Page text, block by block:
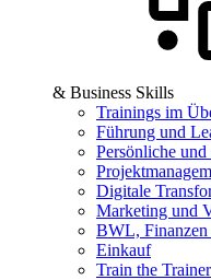
& Business Skills
Trainings im
Führung und
Persönliche
Digitale
Marketing und
BWL,
Einkauf
Train the Trainer